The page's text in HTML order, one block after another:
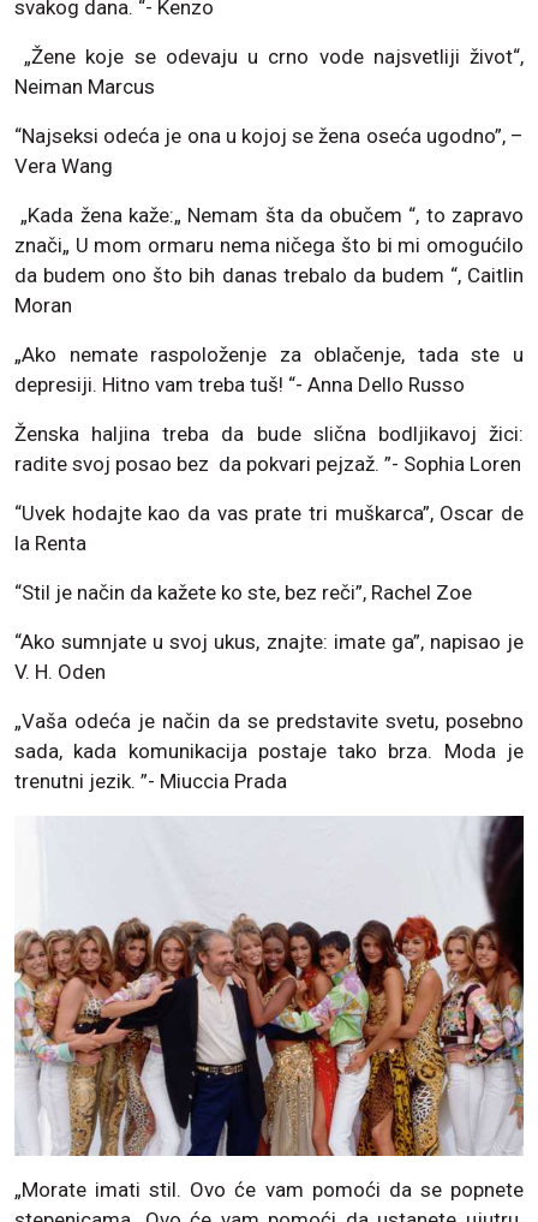
svakog dana. “- Kenzo
„Žene koje se odevaju u crno vode najsvetliji život“,
Neiman Marcus
“Najseksi odeća je ona u kojoj se žena oseća ugodno”, –
Vera Wang
„Kada žena kaže:„ Nemam šta da obučem “, to zapravo
znači„ U mom ormaru nema ničega što bi mi omogućilo
da budem ono što bih danas trebalo da budem “, Caitlin
Moran
„Ako nemate raspoloženje za oblačenje, tada ste u
depresiji. Hitno vam treba tuš! “- Anna Dello Russo
Ženska haljina treba da bude slična bodljikavoj žici:
radite svoj posao bez da pokvari pejzaž. ”- Sophia Loren
“Uvek hodajte kao da vas prate tri muškarca”, Oscar de
la Renta
“Stil je način da kažete ko ste, bez reči”, Rachel Zoe
“Ako sumnjate u svoj ukus, znajte: imate ga”, napisao je
V. H. Oden
„Vaša odeća je način da se predstavite svetu, posebno
sada, kada komunikacija postaje tako brza. Moda je
trenutni jezik. ”- Miuccia Prada
„Morate imati stil. Ovo će vam pomoći da se popnete